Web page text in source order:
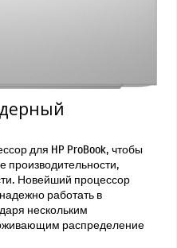
для HP ProBook, чтобы
производительности,
Новейший процессор
работать в
нескольким
распределение